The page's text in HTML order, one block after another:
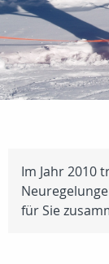
Im Jahr 2010
für Sie